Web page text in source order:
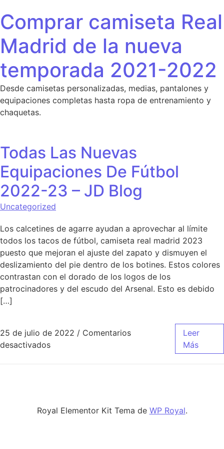
Comprar camiseta Real
Madrid de la nueva
temporada 2021-2022
Desde camisetas personalizadas, medias, pantalones y
equipaciones completas hasta ropa de entrenamiento y
chaquetas.
Todas Las Nuevas
Equipaciones De Fútbol
2022-23 – JD Blog
Uncategorized
Los calcetines de agarre ayudan a aprovechar al límite
todos los tacos de fútbol, camiseta real madrid 2023
puesto que mejoran el ajuste del zapato y dismuyen el
deslizamiento del pie dentro de los botines. Estos colores
contrastan con el dorado de los logos de los
patrocinadores y del escudo del Arsenal. Esto es debido
[…]
25 de julio de 2022 / Comentarios
desactivadosen Todas Las Nuevas Equipaciones De
Leer
Más
Royal Elementor Kit Tema de WP Royal.